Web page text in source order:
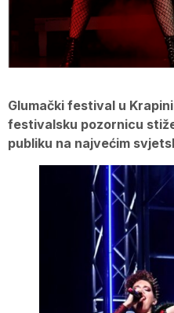
Glumački festival u
festivalsku pozornicu
publiku na najvećim